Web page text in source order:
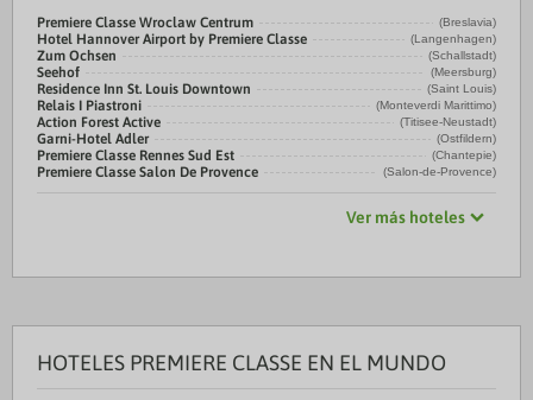
Premiere Classe Wroclaw Centrum (Breslavia)
Hotel Hannover Airport by Premiere Classe (Langenhagen)
Zum Ochsen (Schallstadt)
Seehof (Meersburg)
Residence Inn St. Louis Downtown (Saint Louis)
Relais I Piastroni (Monteverdi Marittimo)
Action Forest Active (Titisee-Neustadt)
Garni-Hotel Adler (Ostfildern)
Premiere Classe Rennes Sud Est (Chantepie)
Premiere Classe Salon De Provence (Salon-de-Provence)
Ver más hoteles
HOTELES PREMIERE CLASSE EN EL MUNDO